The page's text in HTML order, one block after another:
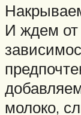
И ждем от
молоко,